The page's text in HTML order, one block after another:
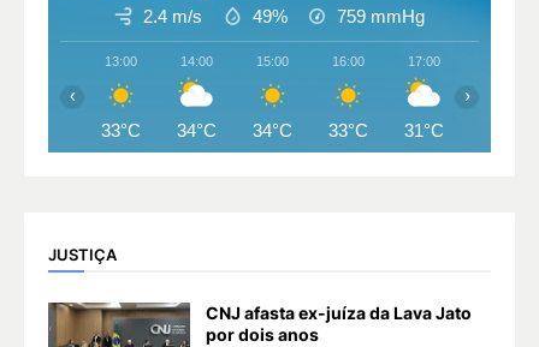
2.4 m/s 49% 759 mmHg
13:00
33°C
14:00
34°C
15:00
34°C
16:00
33°C
17:00
31°C
‹ ›
JUSTIÇA
CNJ afasta ex-juíza da Lava Jato
por dois anos